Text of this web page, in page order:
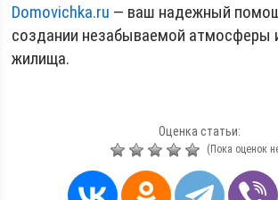
Domovichka.ru — ваш надежный
создании незабываемой атмосферы
жилища.
Оценка статьи:
(Пока оценок